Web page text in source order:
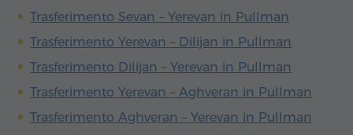
Trasferimento Sevan – Yerevan in Pullman
Trasferimento Yerevan – Dilijan in Pullman
Trasferimento Dilijan – Yerevan in Pullman
Trasferimento Yerevan – Aghveran in Pullman
Trasferimento Aghveran – Yerevan in Pullman